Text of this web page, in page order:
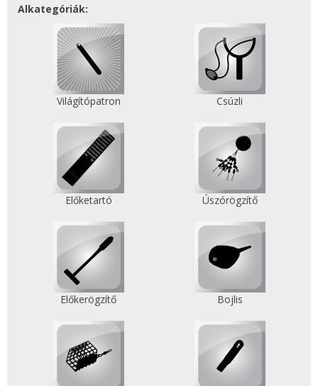
Alkategóriák:
Világítópatron Csúzli
Előketartó Úszórögzítő
Előkerögzítő Bojlis